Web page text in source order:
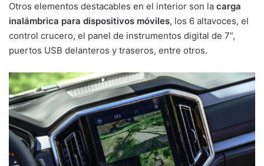
Otros elementos destacables en el interior son la carga
inalámbrica para dispositivos móviles, los 6 altavoces, el
control crucero, el panel de instrumentos digital de 7”,
puertos USB delanteros y traseros, entre otros.